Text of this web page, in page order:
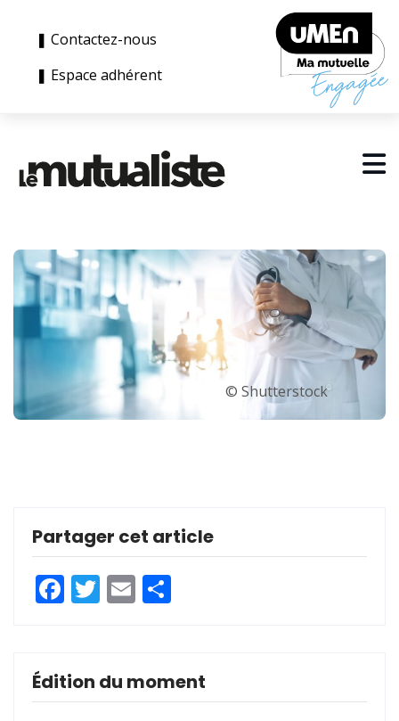
❚ Contactez-nous
❚ Espace adhérent
© Shutterstock
Partager cet article
Facebook
Twitter
Email
Édition du moment